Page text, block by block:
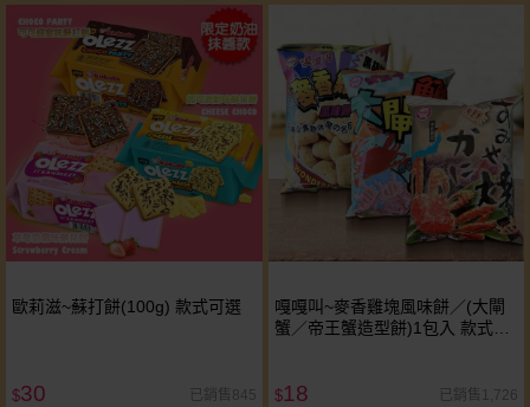
歐莉滋~蘇打餅(100g) 款式可選
$30 已銷售845
嘎嘎叫~麥香雞塊風味餅／(大閘
蟹／帝王蟹造型餅)1包入 款式可
$18 已銷售1,726